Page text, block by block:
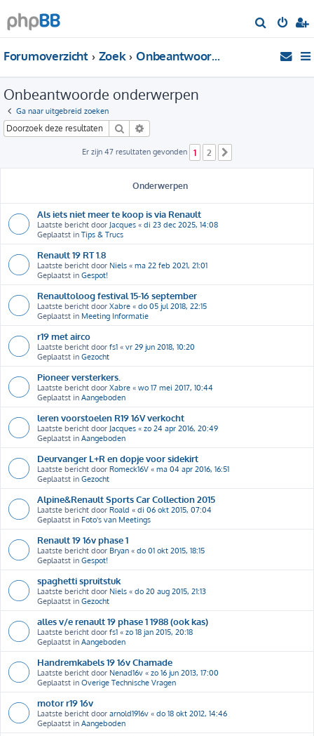
o
Forumoverzicht Zoek Onbeantwoorde onderwerpen
Onbeantwoorde onderwerpen
Ga naar uitgebreid zoeken
Zoek
Er zijn 47 resultaten gevonden 1 2
Onderwerpen
Als iets niet meer te koop is via Renault
Laatste bericht door Jacques « di 23 dec 2025, 14:08
Geplaatst in Tips & Trucs
Renault 19 RT 1.8
Laatste bericht door Niels « ma 22 feb 2021, 21:01
Geplaatst in Gespot!
Renaultoloog festival 15-16 september
Laatste bericht door Xabre « do 05 jul 2018, 22:15
Geplaatst in Meeting Informatie
r19 met airco
Laatste bericht door fs1 « vr 29 jun 2018, 10:20
Geplaatst in Gezocht
Pioneer versterkers.
Laatste bericht door Xabre « wo 17 mei 2017, 10:44
Geplaatst in Aangeboden
leren voorstoelen R19 16V verkocht
Laatste bericht door Jacques « zo 24 apr 2016, 20:49
Geplaatst in Aangeboden
Deurvanger L+R en dopje voor sidekirt
Laatste bericht door Romeck16V « ma 04 apr 2016, 16:51
Geplaatst in Gezocht
Alpine&Renault Sports Car Collection 2015
Laatste bericht door Roald « di 06 okt 2015, 07:04
Geplaatst in Foto's van Meetings
Renault 19 16v phase 1
Laatste bericht door Bryan « do 01 okt 2015, 18:15
Geplaatst in Gespot!
spaghetti spruitstuk
Laatste bericht door Niels « do 20 aug 2015, 21:13
Geplaatst in Gezocht
alles v/e renault 19 phase 1 1988 (ook kas)
Laatste bericht door fs1 « zo 18 jan 2015, 20:18
Geplaatst in Aangeboden
Handremkabels 19 16v Chamade
Laatste bericht door Nenad16v « zo 16 jun 2013, 17:00
Geplaatst in Overige Technische Vragen
motor r19 16v
Laatste bericht door arnold1916v « do 18 okt 2012, 14:46
Geplaatst in Aangeboden